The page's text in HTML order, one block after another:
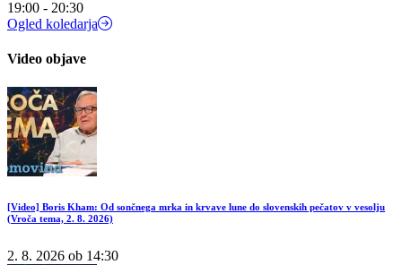
19:00 - 20:30
Ogled koledarja
Video objave
[Video] Boris Kham: Od sončnega mrka in krvave lune do slovenskih pečatov v vesolju
(Vroča tema, 2. 8. 2026)
2. 8. 2026 ob 14:30